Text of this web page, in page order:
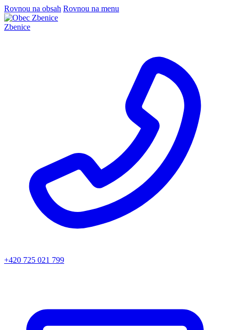
Rovnou na obsah Rovnou na menu
Zbenice
+420 725 021 799